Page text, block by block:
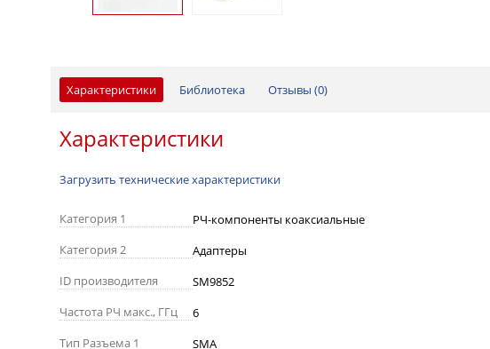
Характеристики Библиотека Отзывы (0)
Характеристики
Загрузить технические характеристики
Категория 1
РЧ-компоненты коаксиальные
Категория 2
Адаптеры
ID производителя
SM9852
Частота РЧ макс., ГГц
6
Тип Разъема 1
SMA